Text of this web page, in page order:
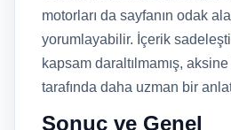
motorları da sayfanın odak
yorumlayabilir. İçerik
kapsam daraltılmamış,
tarafında daha uzman bir
Sonuç ve Genel